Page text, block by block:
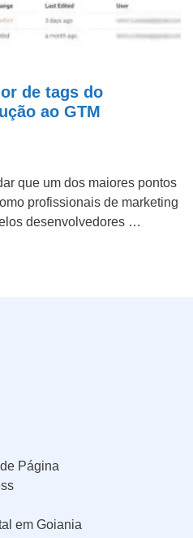
de tags do
ao GTM
que um dos maiores pontos
profissionais de marketing
desenvolvedores …
Página
em Goiania